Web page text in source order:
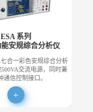
ESA 系列
安规综合分析仪
合一彩色安规综合分析
交流电源，同时兼
通信控制接口。